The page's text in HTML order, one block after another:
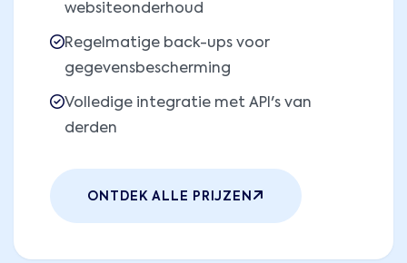
websiteonderhoud
Regelmatige back-ups voor
gegevensbescherming
Volledige integratie met API's van
derden
ONTDEK ALLE PRIJZEN